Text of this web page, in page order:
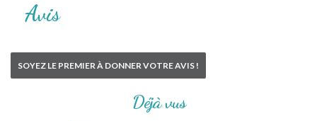
Avis
SOYEZ LE PREMIER À DONNER VOTRE AVIS !
Déjà vus